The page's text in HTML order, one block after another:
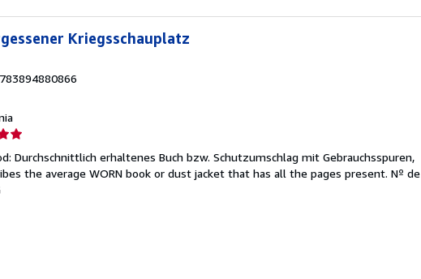
Kriegsschauplatz
Durchschnittlich erhaltenes Buch bzw. Schutzumschlag mit Gebrauchsspuren,
the average WORN book or dust jacket that has all the pages present. Nº de